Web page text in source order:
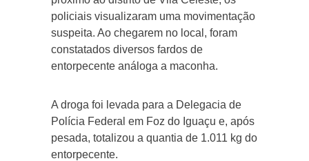
policiais visualizaram uma movimentação
suspeita. Ao chegarem no local, foram
constatados diversos fardos de
entorpecente análoga a maconha.
A droga foi levada para a Delegacia de
Polícia Federal em Foz do Iguaçu e, após
pesada, totalizou a quantia de 1.011 kg do
entorpecente.